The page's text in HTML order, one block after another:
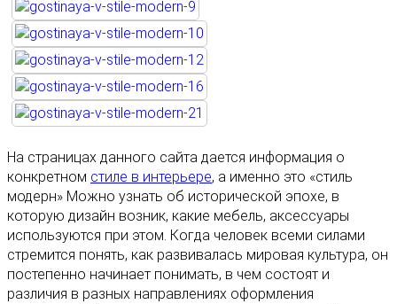
На страницах данного сайта дается информация о
конкретном стиле в интерьере, а именно это «стиль
модерн» Можно узнать об исторической эпохе, в
которую дизайн возник, какие мебель, аксессуары
используются при этом. Когда человек всеми силами
стремится понять, как развивалась мировая культура, он
постепенно начинает понимать, в чем состоят и
различия в разных направлениях оформления